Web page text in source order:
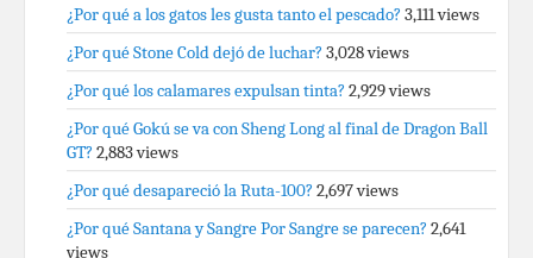
¿Por qué a los gatos les gusta tanto el pescado? 3,111 views
¿Por qué Stone Cold dejó de luchar? 3,028 views
¿Por qué los calamares expulsan tinta? 2,929 views
¿Por qué Gokú se va con Sheng Long al final de Dragon Ball
GT? 2,883 views
¿Por qué desapareció la Ruta-100? 2,697 views
¿Por qué Santana y Sangre Por Sangre se parecen? 2,641
views